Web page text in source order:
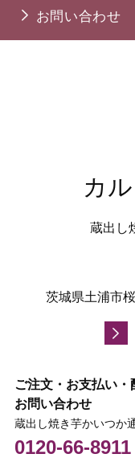
お問い合わせ
カ
蔵出し
茨城県土浦市
ご注文・お支払い・
お問い合わせ
蔵出し焼き芋かいつか
0120-66-8911